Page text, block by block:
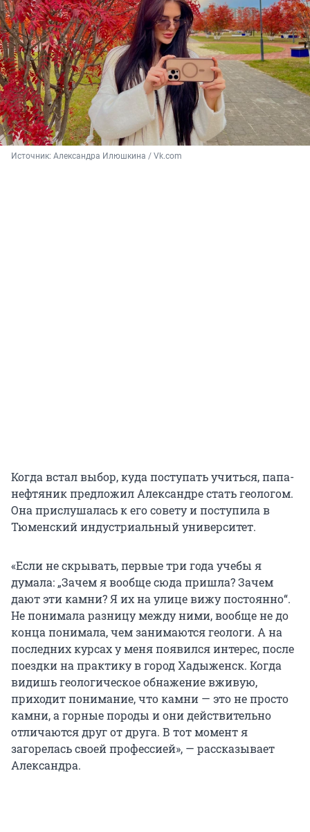
Источник: Александра Илюшкина / Vk.com
Когда встал выбор, куда поступать учиться, папа-
нефтяник предложил Александре стать геологом.
Она прислушалась к его совету и поступила в
Тюменский индустриальный университет.
«Если не скрывать, первые три года учебы я
думала: „Зачем я вообще сюда пришла? Зачем
дают эти камни? Я их на улице вижу постоянно“.
Не понимала разницу между ними, вообще не до
конца понимала, чем занимаются геологи. А на
последних курсах у меня появился интерес, после
поездки на практику в город Хадыженск. Когда
видишь геологическое обнажение вживую,
приходит понимание, что камни — это не просто
камни, а горные породы и они действительно
отличаются друг от друга. В тот момент я
загорелась своей профессией», — рассказывает
Александра.